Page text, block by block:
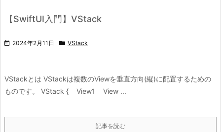
【SwiftUI入門】VStack
2024年2月11日 VStack
VStackとは VStackは複数のViewを垂直方向(縦)に配置するための
ものです。 VStack { View1 View ...
記事を読む